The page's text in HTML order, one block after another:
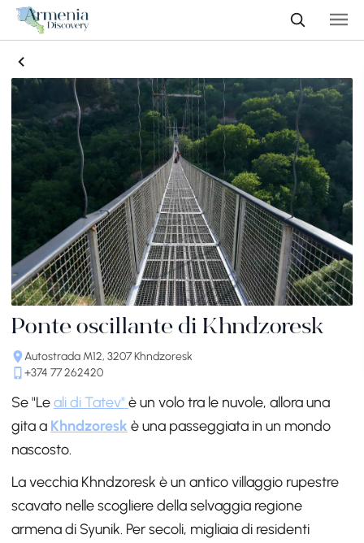
Ponte oscillante di Khndzoresk
Autostrada M12, 3207 Khndzoresk
+374 77 262420
Se "Leali di Tatev" è un volo tra le nuvole, allora una
gita a Khndzoresk è una passeggiata in un mondo
nascosto.
La vecchia Khndzoresk è un antico villaggio rupestre
scavato nelle scogliere della selvaggia regione
armena di Syunik. Per secoli, migliaia di residenti